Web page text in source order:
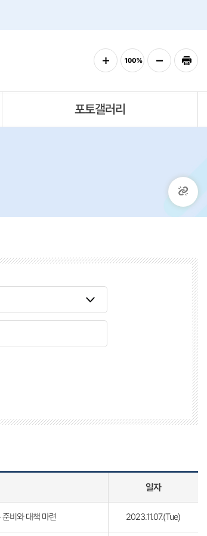
포토갤러리
일자
비와 대책 마련 2023.11.07.(Tue)